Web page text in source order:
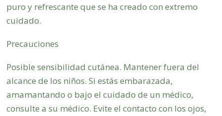
puro y refrescante que se ha creado con extremo
cuidado.
Precauciones
Posible sensibilidad cutánea. Mantener fuera del
alcance de los niños. Si estás embarazada,
amamantando o bajo el cuidado de un médico,
consulte a su médico. Evite el contacto con los ojos,